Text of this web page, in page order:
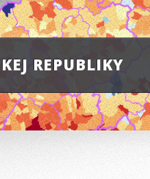
REPUBLIKY